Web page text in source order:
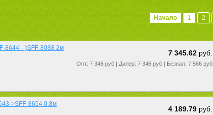
Начало 1 2
8644 --)SFF-8088 2м
7 345.62 руб.
Опт: 7 346 руб | Дилер: 7 346 руб | Безнал: 7 566 руб
>SFF-8654 0.8м
4 189.79 руб.